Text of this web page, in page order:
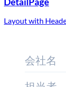
Layout with
会社名